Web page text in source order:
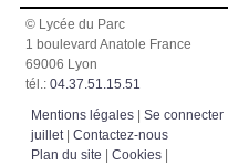
© Lycée du Parc
1 boulevard Anatole France
69006 Lyon
tél.:04.37.51.15.51
Mentions légales |Se connecter
juillet|Contactez-nous
Plan du site |Cookies